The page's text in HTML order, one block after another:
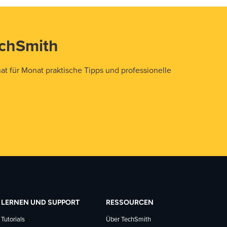
für Monat praktische Tipps und professionelle
LERNEN UND SUPPORT
Tutorials
RESSOURCEN
Über TechSmith